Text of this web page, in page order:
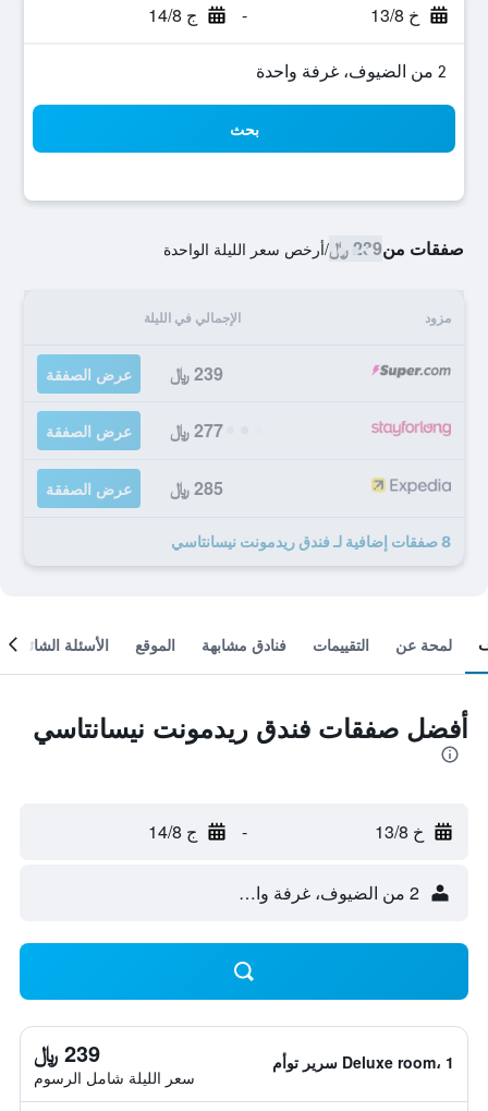
خ 13/8 - ج 14/8
2 من الضيوف، غرفة واحدة
بحث
صفقات من239 ﷼ /أرخص سعر الليلة الواحدة
مزود الإجمالي في الليلة
239 ﷼ عرض الصفقة
277 ﷼ عرض الصفقة
285 ﷼ عرض الصفقة
8 صفقات إضافية لـ فندق ريدمونت نيسانتاسي
لمحة عن التقييمات فنادق مشابهة الموقع الأسئلة الشائعة
أفضل صفقات فندق ريدمونت نيسانتاسي
خ 13/8 - ج 14/8
2 من الضيوف، غرفة واحدة
Deluxe room، 1 سرير توأم 239 ﷼
سعر الليلة شامل الرسوم